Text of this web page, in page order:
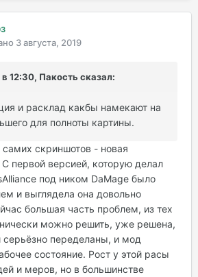
3 августа, 2019
12:30, Пакость сказал:
и расклад какбы намекают на
для полноты картины.
самих скриншотов - новая
С первой версией, которую делал
под ником DaMage было
и выглядела она довольно
большая часть проблем, из тех
можно решить, уже решена,
переделаны, и мод
состояние. Рост у этой расы
и меров, но в большинстве